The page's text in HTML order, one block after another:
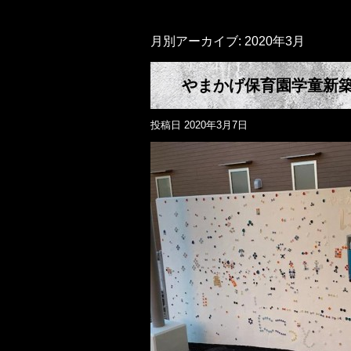
月別アーカイブ: 2020年3月
やまかげ保育園学童新
投稿日 2020年3月7日